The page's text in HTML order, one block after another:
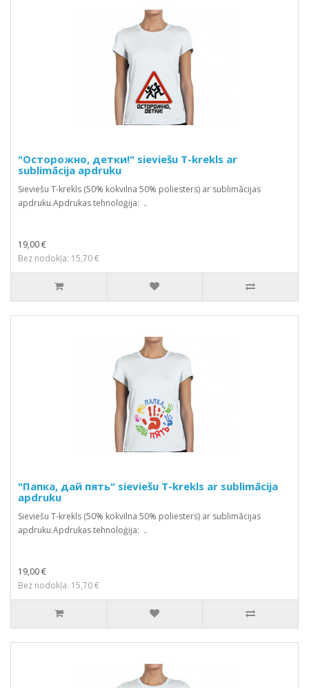
"Осторожно, детки!" sieviešu T-krekls ar
sublimācija apdruku
Sieviešu T-krekls (50% kokvilna 50% poliesters) ar sublimācijas
apdruku.Apdrukas tehnoloģija: ..
19,00 €
Bez nodokļa: 15,70 €
"Папка, дай пять" sieviešu T-krekls ar sublimācija
apdruku
Sieviešu T-krekls (50% kokvilna 50% poliesters) ar sublimācijas
apdruku.Apdrukas tehnoloģija: ..
19,00 €
Bez nodokļa: 15,70 €